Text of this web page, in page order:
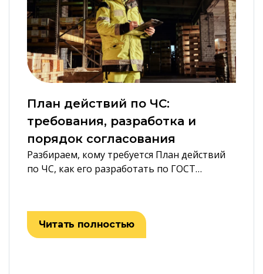
План действий по ЧС:
требования, разработка и
порядок согласования
Разбираем, кому требуется План действий
по ЧС, как его разработать по ГОСТ…
Читать полностью